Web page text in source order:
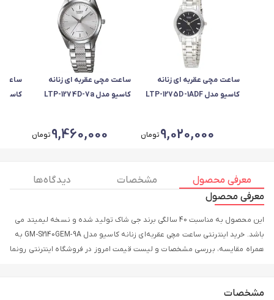
ساعت مچی عقربه ای زنانه
کاسیو مدل LTP-1275D-1ADF
9,020,000تومان
ساعت مچی عقربه ای زنانه
کاسیو مدل LTP-1274D-7a
9,460,000تومان
ساعت
معرفی محصول مشخصات
دیدگاه ها
معرفی محصول
این محصول به مناسبت 40 سالگی برند جی شاک تولید شده و نسخه لیمیتد می
باشد. خرید اینترنتی ساعت مچی عقربه‌ای زنانه کاسیو مدل GM-S2140GEM-9A به
همراه مقایسه، بررسی مشخصات و لیست قیمت امروز در فروشگاه اینترنتی رونما
مشخصات